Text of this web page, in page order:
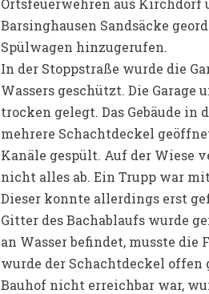
Ortsfeuerwehren aus Kirchdorf
Barsinghausen Sandsäcke
Spülwagen hinzugerufen.
In der Stoppstraße wurde die
Wassers geschützt. Die
trocken gelegt. Das Gebäude
mehrere Schachtdeckel
Kanäle gespült. Auf der Wiese
nicht alles ab. Ein Trupp war
Dieser konnte allerdings erst
Gitter des Bachablaufs wurde
an Wasser befindet, musste die
wurde der Schachtdeckel offen
Bauhof nicht erreichbar war,